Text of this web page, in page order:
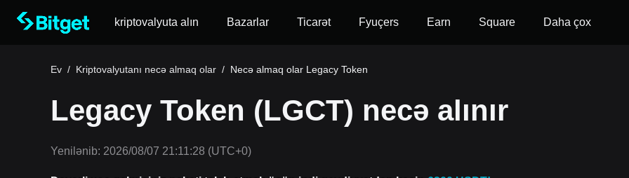
kriptovalyuta alın Bazarlar Ticarət Fyuçers Earn Square Daha çox
Ev / Kriptovalyutanı necə almaq olar / Necə almaq olar Legacy Token
Legacy Token (LGCT) necə alınır
Yenilənib: 2026/08/07 21:11:28 (UTC+0)